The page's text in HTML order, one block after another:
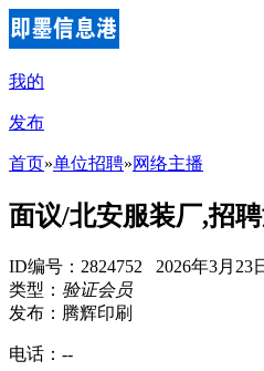
我的
发布
首页»单位招聘»网络主播
面议/北安服装厂,招
ID编号：2824752 2026年3月
类型： 验证会员
发布：腾辉印刷
电话： --